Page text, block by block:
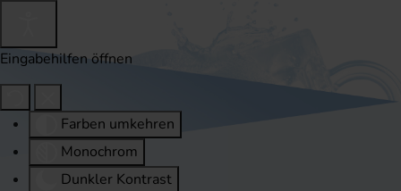
Eingabehilfen öffnen
Farben umkehren
Monochrom
Dunkler Kontrast